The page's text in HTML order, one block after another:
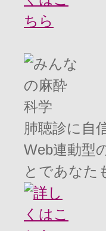
肺聴診に自
Web連動型
とであなた